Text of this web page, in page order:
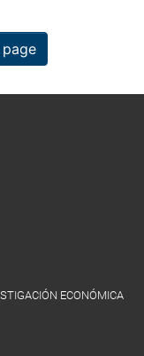
ECONÓMICA